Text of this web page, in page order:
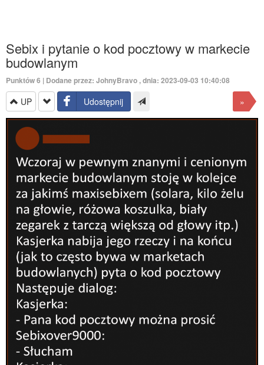
Sebix i pytanie o kod pocztowy w markecie
budowlanym
Punktów6 | Dodane przez: JohnyBravo, dnia: 2023-09-03 10:40:08
UP Udostępnij »